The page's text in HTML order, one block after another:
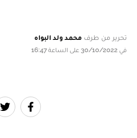
تحرير من طرف محمد ولد البواه
في 30/10/2022 على الساعة 16:47